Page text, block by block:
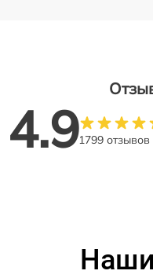
4.91799 отзывов